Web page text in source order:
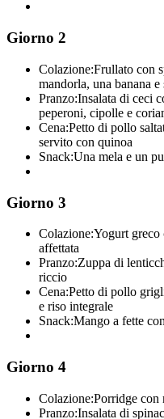
Giorno 2
Colazione:Frullato con
mandorla, una banana
Pranzo:Insalata di ceci
peperoni, cipolle e
Cena:Petto di pollo
servito con quinoa
Snack:Una mela e un
Giorno 3
Colazione:Yogurt greco
affettata
Pranzo:Zuppa di
riccio
Cena:Petto di pollo
e riso integrale
Snack:Mango a fette
Giorno 4
Colazione:Porridge con
Pranzo:Insalata di